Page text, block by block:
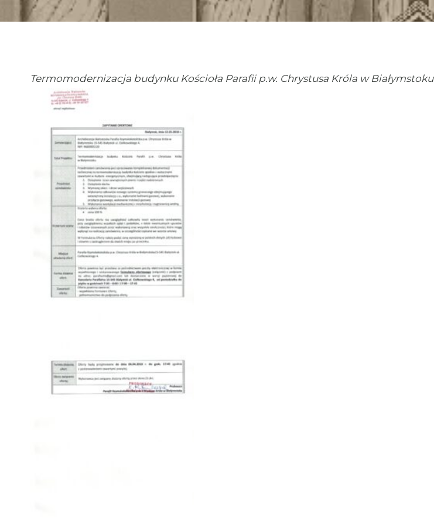
Termomodernizacja budynku Kościoła Parafii p.w. Chrystusa Króla w Białymstoku